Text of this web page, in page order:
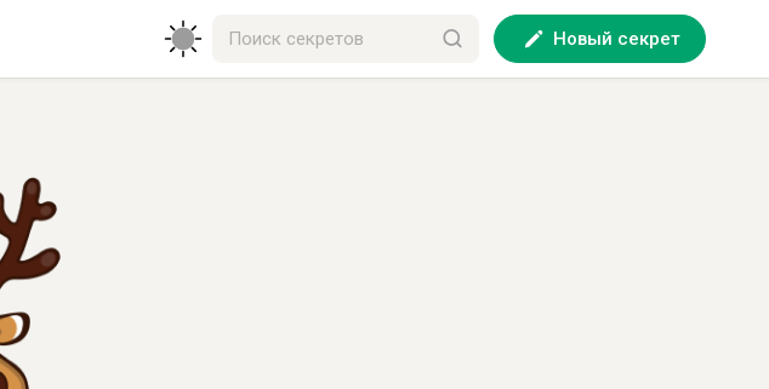
Новый секрет